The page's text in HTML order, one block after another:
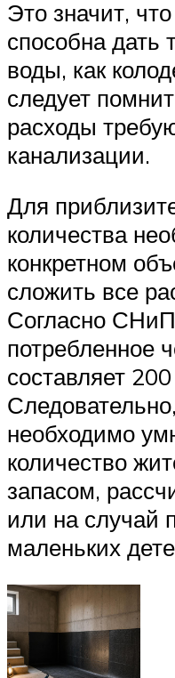
Это значит,
способна дать
воды, как
следует
расходы
канализации.
Для
количества
конкретном
сложить все
Согласно
потребленное
составляет
необходимо
количество
запасом,
или на случай
маленьких